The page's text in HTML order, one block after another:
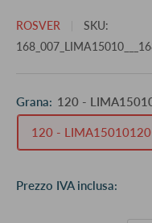
ROSVER
SKU:
Grana: 120 -
120 - LIMA15010120
Prezzo IVA inclusa: